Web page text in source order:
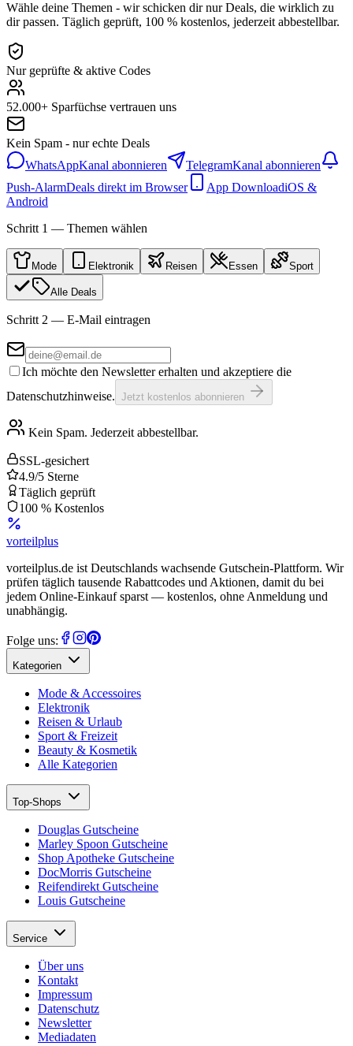
Wähle deine Themen - wir schicken dir nur Deals, die wirklich zu
dir passen. Täglich geprüft, 100 % kostenlos, jederzeit abbestellbar.
Nur geprüfte & aktive Codes
52.000+ Sparfüchse vertrauen uns
Kein Spam - nur echte Deals
WhatsAppKanal abonnieren TelegramKanal abonnieren
Push-AlarmDeals direkt im Browser App DownloadiOS &
Android
Schritt 1 — Themen wählen
Mode Elektronik Reisen Essen Sport
Alle Deals
Schritt 2 — E-Mail eintragen
Ich möchte den Newsletter erhalten und akzeptiere die
Datenschutzhinweise. Jetzt kostenlos abonnieren
Kein Spam. Jederzeit abbestellbar.
SSL-gesichert
4.9/5 Sterne
Täglich geprüft
100 % Kostenlos
vorteilplus
vorteilplus.de ist Deutschlands wachsende Gutschein-Plattform. Wir
prüfen täglich tausende Rabattcodes und Aktionen, damit du bei
jedem Online-Einkauf sparst — kostenlos, ohne Anmeldung und
unabhängig.
Folge uns:
Kategorien
Mode & Accessoires
Elektronik
Reisen & Urlaub
Sport & Freizeit
Beauty & Kosmetik
Alle Kategorien
Top-Shops
Douglas Gutscheine
Marley Spoon Gutscheine
Shop Apotheke Gutscheine
DocMorris Gutscheine
Reifendirekt Gutscheine
Louis Gutscheine
Service
Über uns
Kontakt
Impressum
Datenschutz
Newsletter
Mediadaten